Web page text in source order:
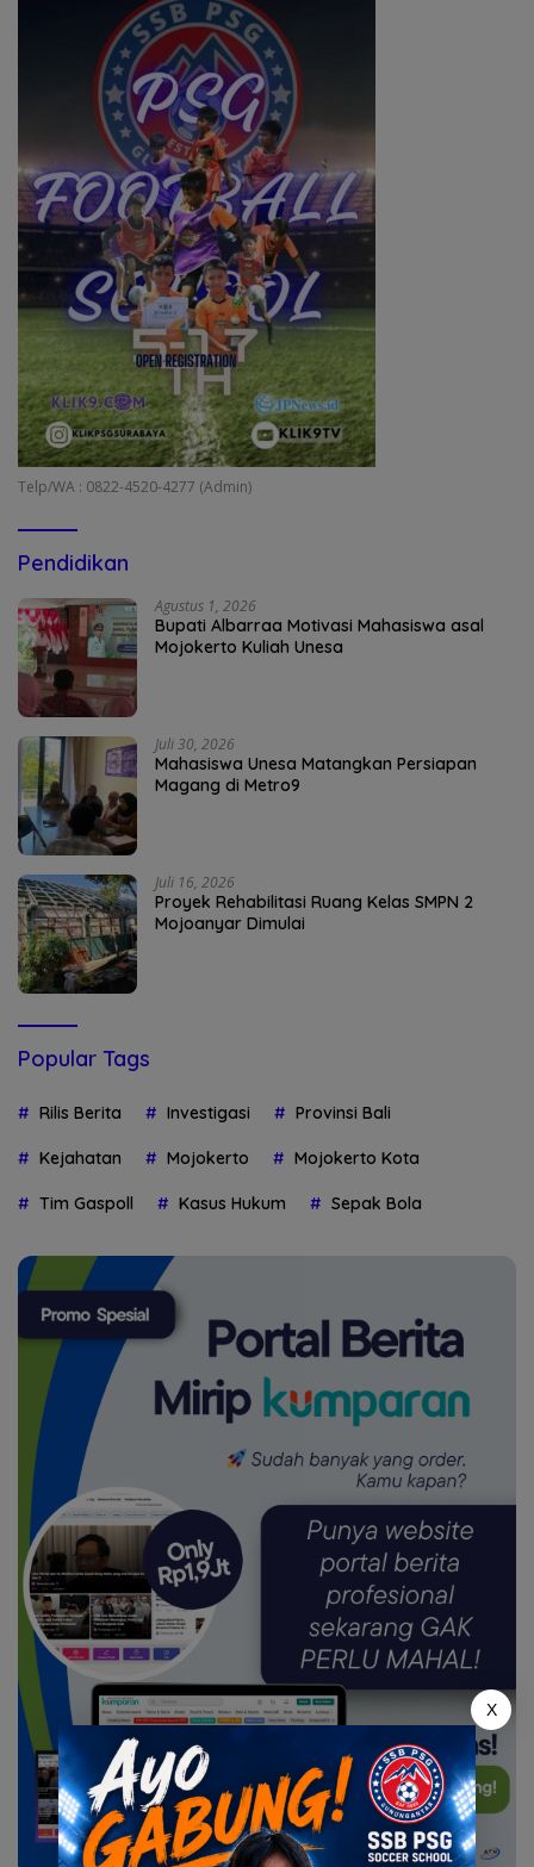
Telp/WA : 0822-4520-4277 (Admin)
Pendidikan
Agustus 1, 2026
Bupati Albarraa Motivasi Mahasiswa asal
Mojokerto Kuliah Unesa
Juli 30, 2026
Mahasiswa Unesa Matangkan Persiapan
Magang di Metro9
Juli 16, 2026
Proyek Rehabilitasi Ruang Kelas SMPN 2
Mojoanyar Dimulai
Popular Tags
Rilis Berita Investigasi Provinsi Bali
Kejahatan Mojokerto Mojokerto Kota
Tim Gaspoll Kasus Hukum Sepak Bola
X